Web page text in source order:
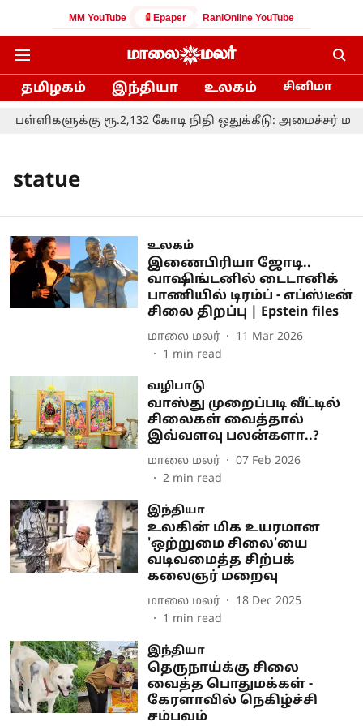
MM YouTube Epaper RaniOnline YouTube
தமிழகம் இந்தியா உலகம் சினிமா
பள்ளிகளுக்கு ரூ.2,132 கோடி நிதி ஒதுக்கீடு: அமைச்சர்
statue
உலகம்
இணைபிரியா ஜோடி..
வாஷிங்டனில் டைடானிக்
பாணியில் டிரம்ப் - எப்ஸ்டீன்
சிலை திறப்பு | Epstein files
மாலை மலர்
11 Mar 2026
1 min read
வழிபாடு
வாஸ்து முறைப்படி வீட்டில்
சிலைகள் வைத்தால்
இவ்வளவு பலன்களா..?
மாலை மலர்
07 Feb 2026
2 min read
இந்தியா
உலகின் மிக உயரமான
'ஒற்றுமை சிலை'யை
வடிவமைத்த சிற்பக்
கலைஞர் மறைவு
மாலை மலர்
18 Dec 2025
1 min read
இந்தியா
தெருநாய்க்கு சிலை
வைத்த பொதுமக்கள் -
கேரளாவில் நெகிழ்ச்சி
சம்பவம்